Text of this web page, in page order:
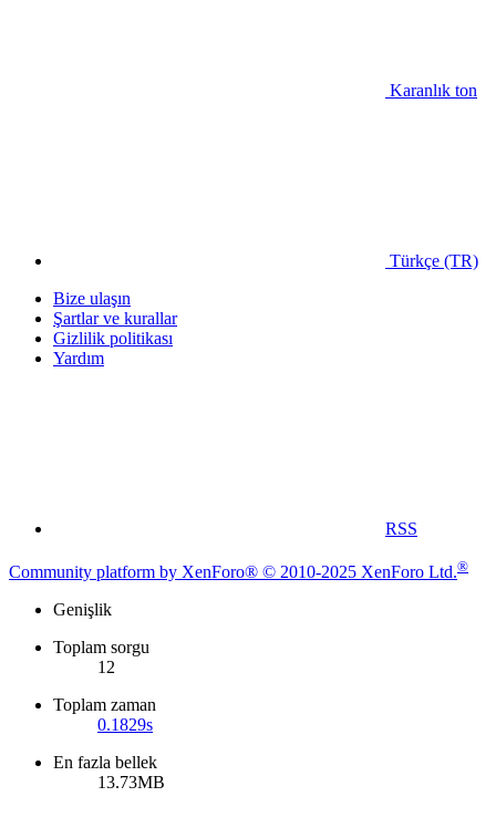
Karanlık ton
Türkçe (TR)
Bize ulaşın
Şartlar ve kurallar
Gizlilik politikası
Yardım
RSS
Community platform by XenForo® © 2010-2025 XenForo Ltd.®
Genişlik
Toplam sorgu
12
Toplam zaman
0.1829s
En fazla bellek
13.73MB